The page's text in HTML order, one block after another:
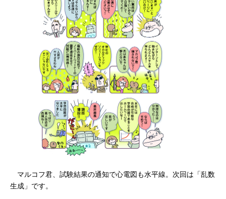
マルコフ君、試験結果の通知で心電図も水平線。次回は「乱数
生成」です。